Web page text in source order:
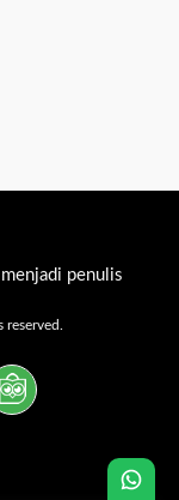
penulis
reserved.